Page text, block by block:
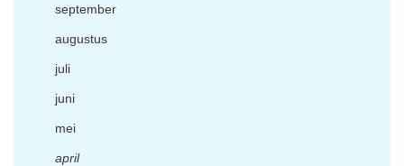
september
augustus
juli
juni
mei
april